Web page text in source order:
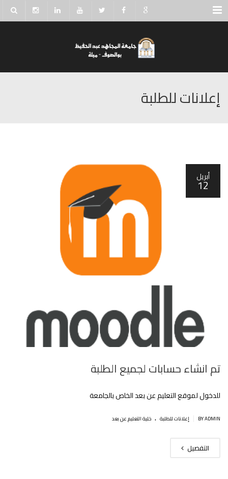
Menu
إعلانات للطلبة
أبريل
12
تم انشاء حسابات لجميع الطلبة
للدخول لموقع التعليم عن بعد الخاص بالجامعة
BY ADMIN إعلانات للطلبة . خلية التعليم عن بعد
التفصيل